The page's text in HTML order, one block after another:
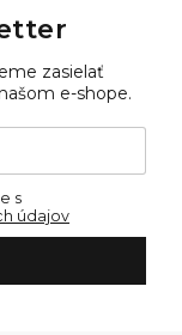
zasielať
e-shope.
údajov